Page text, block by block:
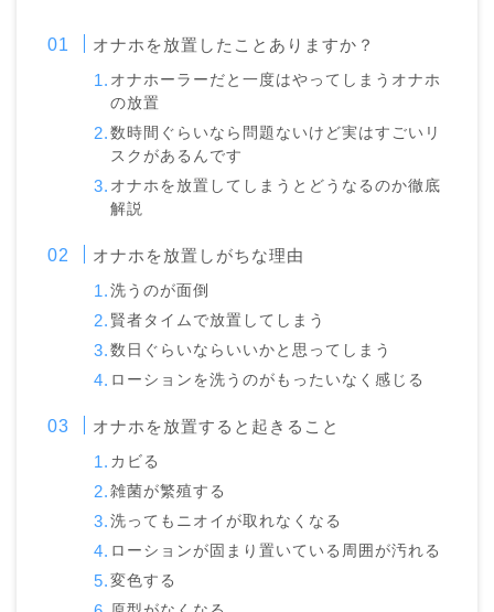
オナホを放置したことありますか？
オナホーラーだと一度はやってしまうオナホ
の放置
数時間ぐらいなら問題ないけど実はすごいリ
スクがあるんです
オナホを放置してしまうとどうなるのか徹底
解説
オナホを放置しがちな理由
洗うのが面倒
賢者タイムで放置してしまう
数日ぐらいならいいかと思ってしまう
ローションを洗うのがもったいなく感じる
オナホを放置すると起きること
カビる
雑菌が繁殖する
洗ってもニオイが取れなくなる
ローションが固まり置いている周囲が汚れる
変色する